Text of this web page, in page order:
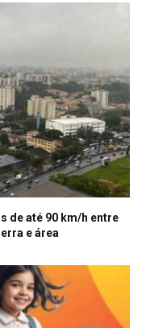
de até 90 km/h entre
e área